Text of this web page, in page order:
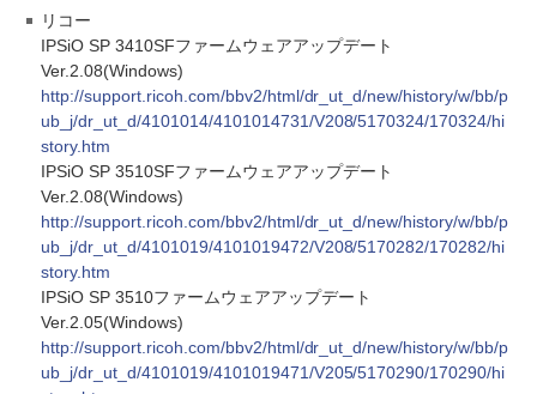
リコー
IPSiO SP 3410SFファームウェアアップデート
Ver.2.08(Windows)
http://support.ricoh.com/bbv2/html/dr_ut_d/new/history/w/bb/p
ub_j/dr_ut_d/4101014/4101014731/V208/5170324/170324/hi
story.htm
IPSiO SP 3510SFファームウェアアップデート
Ver.2.08(Windows)
http://support.ricoh.com/bbv2/html/dr_ut_d/new/history/w/bb/p
ub_j/dr_ut_d/4101019/4101019472/V208/5170282/170282/hi
story.htm
IPSiO SP 3510ファームウェアアップデート
Ver.2.05(Windows)
http://support.ricoh.com/bbv2/html/dr_ut_d/new/history/w/bb/p
ub_j/dr_ut_d/4101019/4101019471/V205/5170290/170290/hi